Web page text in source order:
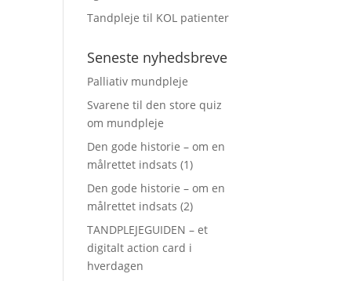
Tandpleje til KOL patienter
Seneste nyhedsbreve
Palliativ mundpleje
Svarene til den store quiz
om mundpleje
Den gode historie – om en
målrettet indsats (1)
Den gode historie – om en
målrettet indsats (2)
TANDPLEJEGUIDEN – et
digitalt action card i
hverdagen